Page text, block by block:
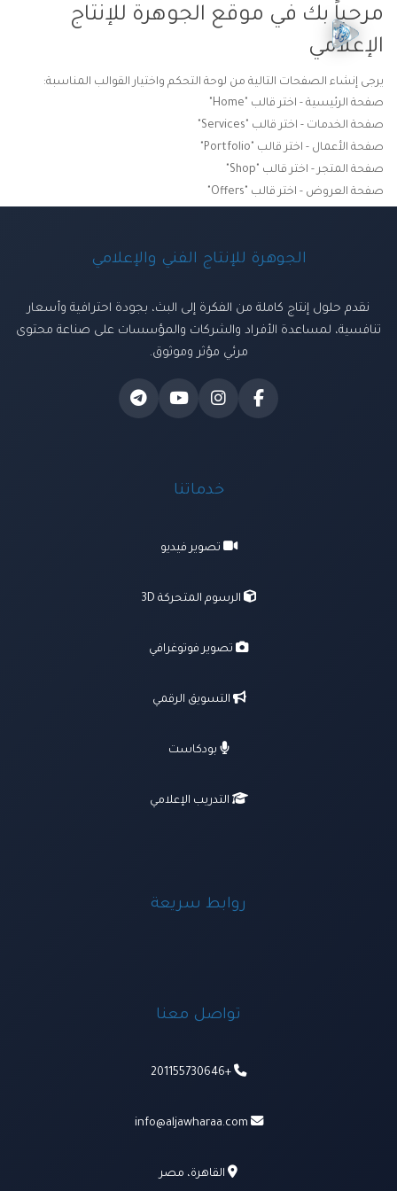
مرحباً بك في موقع الجوهرة للإنتاج
الإعلامي
يرجى إنشاء الصفحات التالية من لوحة التحكم واختيار القوالب المناسبة:
صفحة الرئيسية - اختر قالب "Home"
صفحة الخدمات - اختر قالب "Services"
صفحة الأعمال - اختر قالب "Portfolio"
صفحة المتجر - اختر قالب "Shop"
صفحة العروض - اختر قالب "Offers"
الجوهرة للإنتاج الفني والإعلامي
نقدم حلول إنتاج كاملة من الفكرة إلى البث، بجودة احترافية وأسعار
تنافسية، لمساعدة الأفراد والشركات والمؤسسات على صناعة محتوى
مرئي مؤثر وموثوق.
خدماتنا
تصوير فيديو
الرسوم المتحركة 3D
تصوير فوتوغرافي
التسويق الرقمي
بودكاست
التدريب الإعلامي
روابط سريعة
تواصل معنا
+201155730646
info@aljawharaa.com
القاهرة، مصر